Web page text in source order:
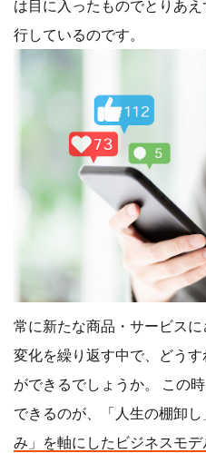
は目に入ったものでとりあ
行しているのです。
常に新たな商品・サービス
変化を繰り返す中で、どう
ができるでしょうか。 この
できるのが、「人生の棚卸
み」を軸にしたビジネスモデ